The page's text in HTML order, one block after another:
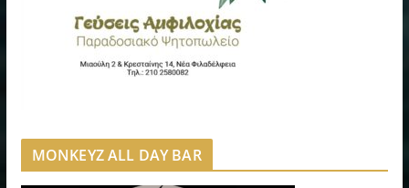
MONKEYZ ALL DAY BAR